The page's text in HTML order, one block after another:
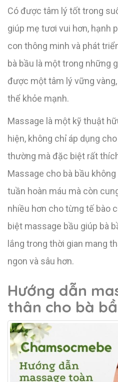
Có được tâm lý tốt trong
giúp mẹ tươi vui hơn, hạnh
con thông minh và phát
bà bầu là một trong những
được một tâm lý vững
thể khỏe mạnh.
Massage là một kỹ thuật
hiện, không chỉ áp dụng
thường mà đặc biệt rất
Massage cho bà bầu
tuần hoàn máu mà còn
nhiều hơn cho từng tế bào
biệt massage bầu giúp bà
lắng trong thời gian mang
ngon và sâu hơn.
Hướng dẫn
thân cho bà